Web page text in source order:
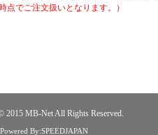
点でご注文扱いとなります。）
2015 MB-NetAll Rights Reserved.
Powered By:SPEEDJAPAN